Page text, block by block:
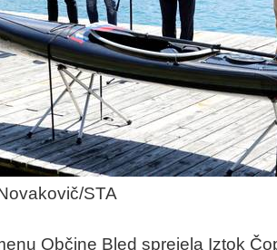
STA
Občine Bled sprejela Iztok